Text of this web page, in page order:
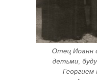
Отец Иоанн
детьми,
Георгием